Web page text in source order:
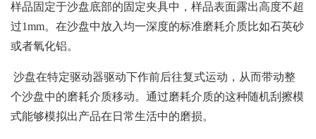
样品固定于沙盘底部的固定夹具中，样品表面露出高度不超
过1mm。在沙盘中放入均一深度的标准磨耗介质比如石英砂
或者氧化铝。
沙盘在特定驱动器驱动下作前后往复式运动，从而带动整
个沙盘中的磨耗介质移动。通过磨耗介质的这种随机刮擦模
式能够模拟出产品在日常生活中的磨损。